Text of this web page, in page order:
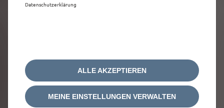
Datenschutzerklärung
MEINE EINSTELLUNGEN VERWALTEN
ALLE AKZEPTIEREN